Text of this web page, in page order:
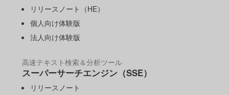
リリースノート（HE）
個人向け体験版
法人向け体験版
高速テキスト検索＆分析ツール
スーパーサーチエンジン（SSE）
リリースノート